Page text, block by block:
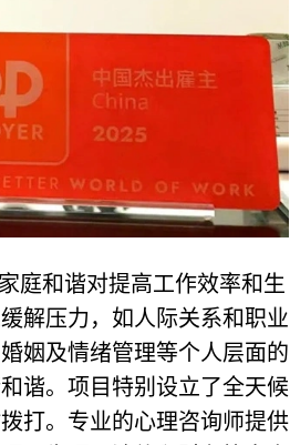
庭和谐对提高工作效率和生
解压力，如人际关系和职业
姻及情绪管理等个人层面的
谐。项目特别设立了全天候
打。专业的心理咨询师提供